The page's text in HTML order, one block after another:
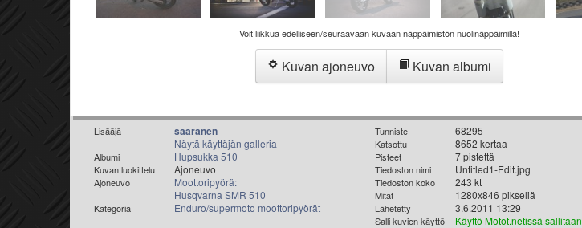
Voit liikkua edelliseen/seuraavaan kuvaan näppäimistön nuolinäppäimillä!
Kuvan ajoneuvo Kuvan albumi
Lisääjä saaranen
Näytä käyttäjän galleria
Albumi Hupsukka 510
Kuvan luokittelu Ajoneuvo
Ajoneuvo
Moottoripyörä:
Husqvarna SMR 510
Kategoria Enduro/supermoto moottoripyörät
Tunniste 68295
Katsottu 8652 kertaa
Pisteet 7 pistettä
Tiedoston nimi Untitled1-Edit.jpg
Tiedoston koko 243 kt
Mitat 1280x846 pikseliä
Lähetetty 3.6.2011 13:29
Salli kuvien käyttö Käyttö Motot.netissä sallitaan